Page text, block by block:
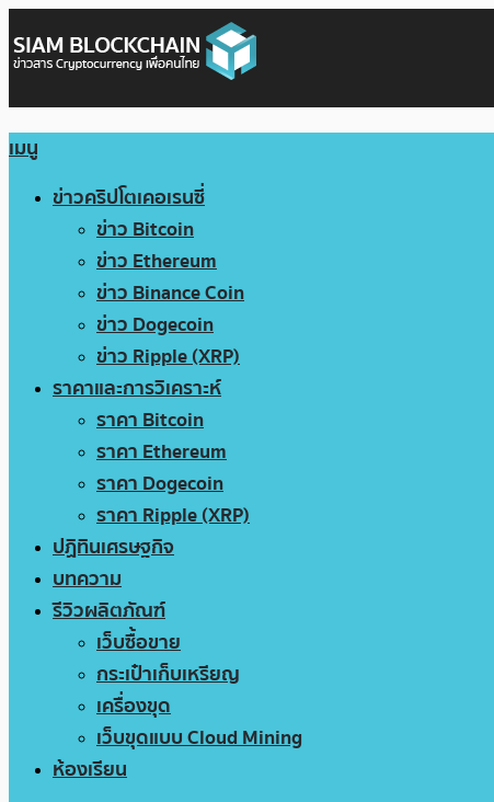
เมนู
ข่าวคริปโตเคอเรนซี่
ข่าว Bitcoin
ข่าว Ethereum
ข่าว Binance Coin
ข่าว Dogecoin
ข่าว Ripple (XRP)
ราคาและการวิเคราะห์
ราคา Bitcoin
ราคา Ethereum
ราคา Dogecoin
ราคา Ripple (XRP)
ปฏิทินเศรษฐกิจ
บทความ
รีวิวผลิตภัณฑ์
เว็บซื้อขาย
กระเป๋าเก็บเหรียญ
เครื่องขุด
เว็บขุดแบบ Cloud Mining
ห้องเรียน